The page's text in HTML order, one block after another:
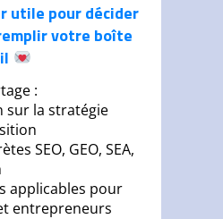
utile pour décider
votre boîte
:
sur la stratégie
SEO, GEO, SEA,
applicables pour
entrepreneurs